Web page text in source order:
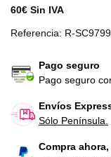
60€ Sin IVA
Referencia: R-
Pago seguro
Pago seguro
Envíos
Sólo Península.
Compra